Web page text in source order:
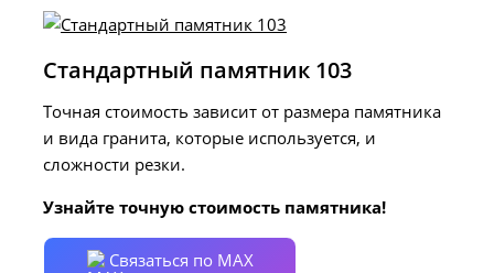
Стандартный памятник 103
Точная стоимость зависит от размера памятника
и вида гранита, которые используется, и
сложности резки.
Узнайте точную стоимость памятника!
Связаться по MAX